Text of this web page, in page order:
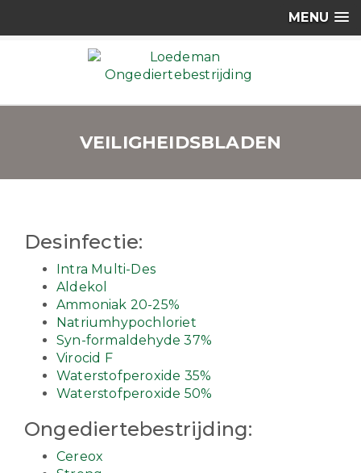
MENU
VEILIGHEIDSBLADEN
Desinfectie:
Intra Multi-Des
Aldekol
Ammoniak 20-25%
Natriumhypochloriet
Syn-formaldehyde 37%
Virocid F
Waterstofperoxide 35%
Waterstofperoxide 50%
Ongediertebestrijding:
Cereox